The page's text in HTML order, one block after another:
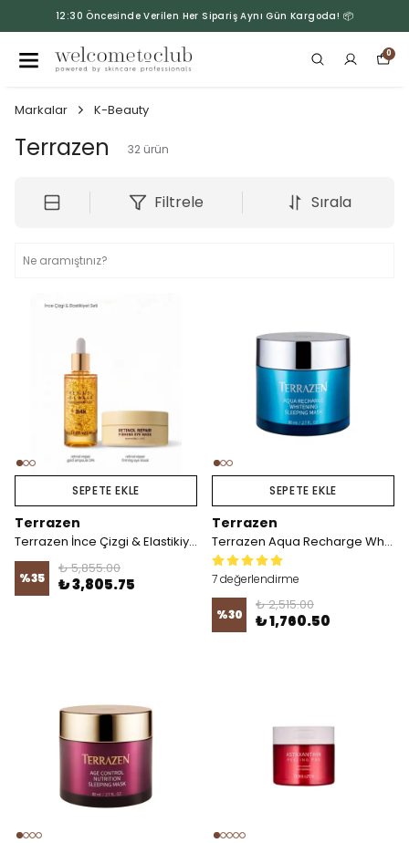
12:30 Öncesinde Verilen Her Sipariş Aynı Gün Kargoda! 📦
0
Markalar K-Beauty
Terrazen 32 ürün
Filtrele Sırala
SEPETE EKLE
Terrazen
Terrazen İnce Çizgi & Elastikiyet Seti
%35
₺ 5,855.00
₺ 3,805.75
SEPETE EKLE
Terrazen
Terrazen Aqua Recharge Whitening Sleeping Mask 80ml
7 değerlendirme
%30
₺ 2,515.00
₺ 1,760.50